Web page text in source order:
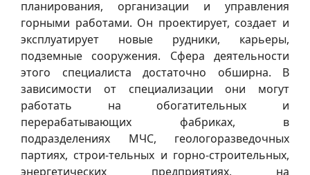
планирования, организации и управления
горными работами. Он проектирует, создает и
эксплуатирует новые рудники, карьеры,
подземные сооружения. Сфера деятельности
этого специалиста достаточно обширна. В
зависимости от специализации они могут
работать на обогатительных и
перерабатывающих фабриках, в
подразделениях МЧС, геологоразведочных
партиях, строи-тельных и горно-строительных,
энергетических предприятиях, на